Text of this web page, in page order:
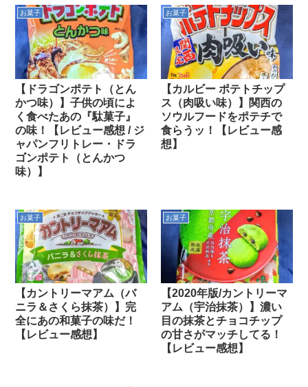
お菓子
【ドラゴンポテト（とん
かつ味）】子供の頃によ
く食べたあの『駄菓子』
の味！【レビュー感想 / ジ
ャパンフリトレー・ドラ
ゴンポテト（とんかつ
味）】
お菓子
【カルビー ポテトチップ
ス（肉吸い味）】関西の
ソウルフードをポテチで
食らうッ！【レビュー感
想】
お菓子
【カントリーマアム（バ
ニラ＆さくら抹茶）】完
全にあの和菓子の味だ！
【レビュー感想】
お菓子
【2020年版/カントリーマ
アム（宇治抹茶）】濃い
目の抹茶とチョコチップ
の甘さがマッチしてる！
【レビュー感想】